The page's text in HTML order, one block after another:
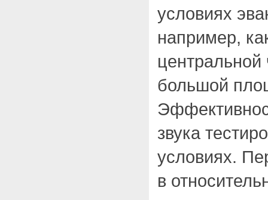
условиях
например,
центральной
большой
звука
условиях.
в